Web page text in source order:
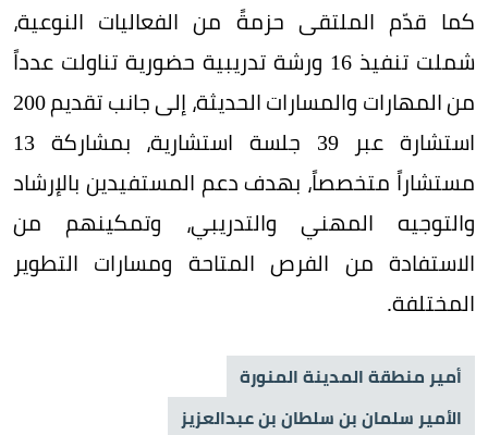
كما قدّم الملتقى حزمةً من الفعاليات النوعية،
شملت تنفيذ 16 ورشة تدريبية حضورية تناولت عدداً
من المهارات والمسارات الحديثة، إلى جانب تقديم 200
استشارة عبر 39 جلسة استشارية، بمشاركة 13
مستشاراً متخصصاً، بهدف دعم المستفيدين بالإرشاد
والتوجيه المهني والتدريبي، وتمكينهم من
الاستفادة من الفرص المتاحة ومسارات التطوير
المختلفة.
أمير منطقة المدينة المنورة
الأمير سلمان بن سلطان بن عبدالعزيز